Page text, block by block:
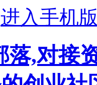
进入手机版